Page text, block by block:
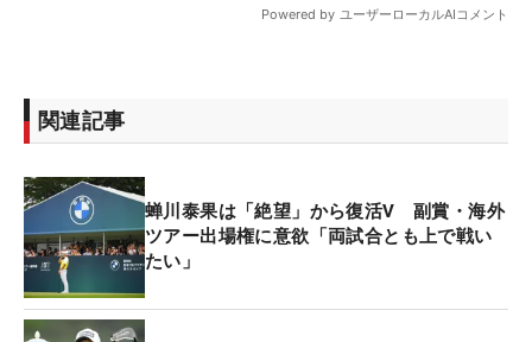
関連記事
蝉川泰果は「絶望」から復活V 副賞・海外
ツアー出場権に意欲「両試合とも上で戦い
たい」